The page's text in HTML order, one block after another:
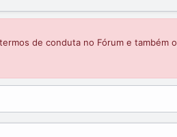
de conduta no Fórum e também o